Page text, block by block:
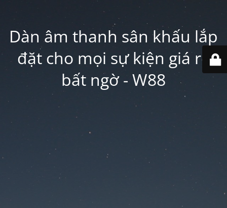
Dàn âm thanh sân khấu lắp
đặt cho mọi sự kiện giá rẻ
bất ngờ - W88